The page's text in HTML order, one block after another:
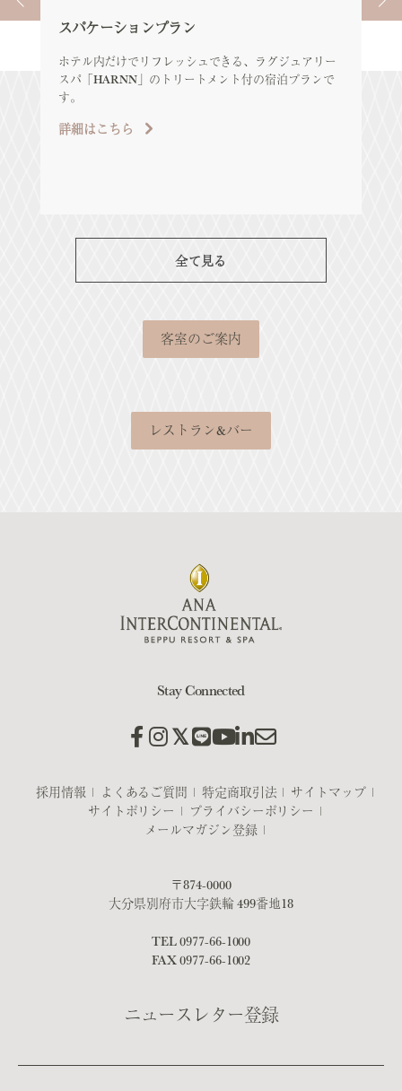
スパケーションプラン
ホテル内だけでリフレッシュできる、ラグジュアリー
スパ「HARNN」のトリートメント付の宿泊プランで
す。
詳細はこちら
エ
全て見る
客室のご案内
レストラン&バー
Stay Connected
採用情報 よくあるご質問 特定商取引法
サイトマップ
サイトポリシー
プライバシーポリシー
メールマガジン登録
〒874-0000
大分県別府市大字鉄輪 499番地18
TEL0977-66-1000
FAX 0977-66-1002
ニュースレター登録